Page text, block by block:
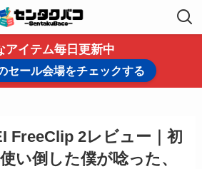
アイテム毎日更新中
セール会場をチェックする
FreeClip 2レビュー｜初
い倒した僕が唸った、